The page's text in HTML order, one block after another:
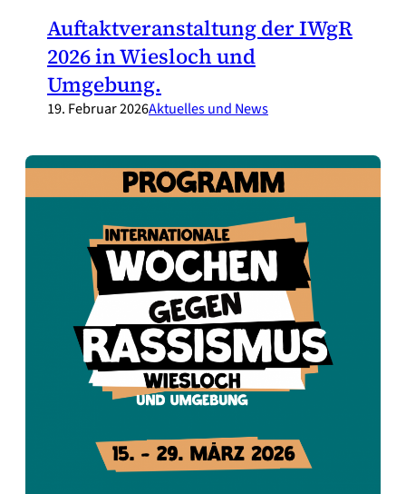
Auftaktveranstaltung der IWgR
2026 in Wiesloch und
Umgebung.
19. Februar 2026Aktuelles und News